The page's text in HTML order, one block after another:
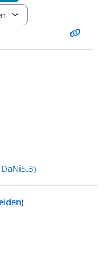
)